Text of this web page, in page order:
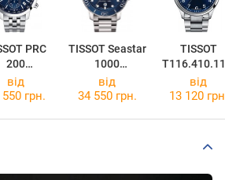
PRC
200
TISSOT Seastar
1000
Powermatic 80
T120.407.11.0
TISSOT
47.00
від
грн.
від
34 550 грн.
від
13 120